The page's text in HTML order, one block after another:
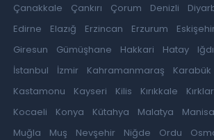
Çanakkale
Çankırı Çorum Denizli
Edirne
Elazığ Erzincan Erzurum
Giresun
Gümüşhane Hakkari Hatay
İstanbul
İzmir Kahramanmaraş Karabük
Kastamonu
Kayseri Kilis Kırıkkale
Kocaeli
Konya Kütahya Malatya Manisa
Muğla
Muş Nevşehir Niğde Ordu